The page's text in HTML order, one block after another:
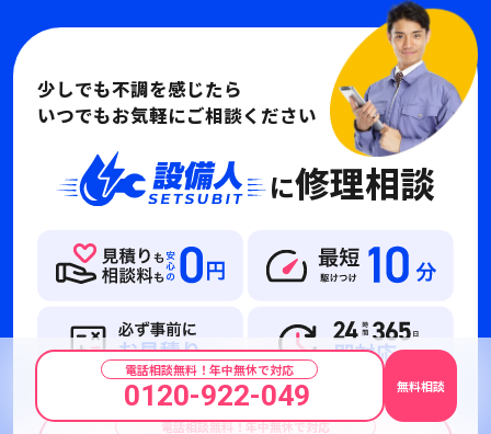
少しでも不調を感じたら
いつでもお気軽にご相談ください
に修理相談
電話相談無料！年中無休で対応
電話相談無料！年中無休で対応
0120-922-049 無料相談